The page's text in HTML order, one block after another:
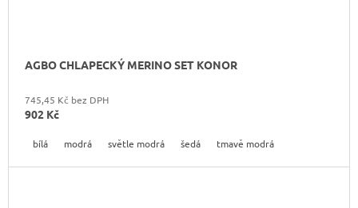
AGBO CHLAPECKÝ MERINO SET KONOR
745,45 Kč bez DPH
902 Kč
bílá modrá světle modrá šedá tmavě modrá